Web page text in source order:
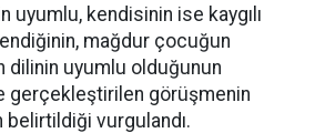
uyumlu, kendisinin ise kaygılı
mağdur çocuğun
dilinin uyumlu olduğunun
gerçekleştirilen görüşmenin
vurgulandı.